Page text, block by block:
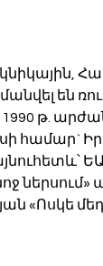
են
1990 թ.
համար`
ներսում»
«Ոսկե